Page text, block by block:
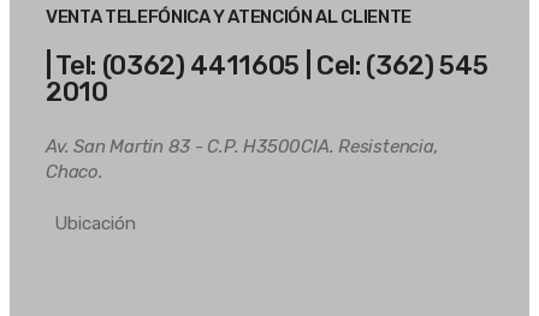
VENTA TELEFÓNICA Y ATENCIÓN AL CLIENTE
| Tel: (0362) 4411605 | Cel: (362) 545
2010
Av. San Martin 83 - C.P. H3500CIA. Resistencia,
Chaco.
Ubicación